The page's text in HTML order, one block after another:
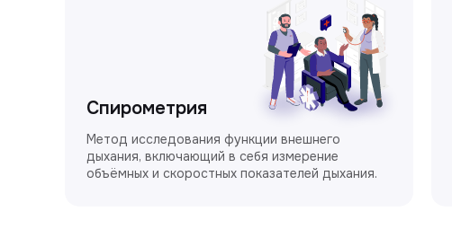
Спирометрия
Метод исследования функции внешнего
дыхания, включающий в себя измерение
объёмных и скоростных показателей дыхания.